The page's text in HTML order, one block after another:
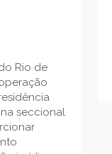
Rio de
seccional